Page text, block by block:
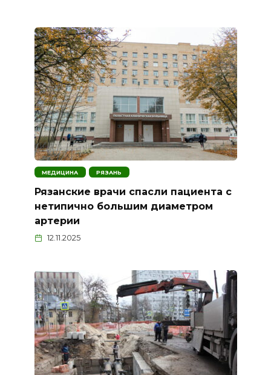
МЕДИЦИНА РЯЗАНЬ
Рязанские врачи спасли пациента с
нетипично большим диаметром
артерии
12.11.2025